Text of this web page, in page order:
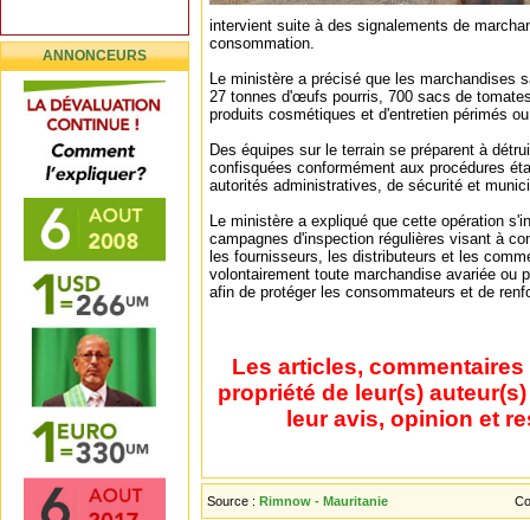
ANNONCEURS
intervient suite à des signalements de
consommation.
Le ministère a précisé que les marchandises
27 tonnes d'œufs pourris, 700 sacs de
produits cosmétiques et d'entretien périmés
Des équipes sur le terrain se préparent à
confisquées conformément aux procédures
autorités administratives, de sécurité et
Le ministère a expliqué que cette opération
campagnes d'inspection régulières visant à
les fournisseurs, les distributeurs et les
volontairement toute marchandise avariée ou
afin de protéger les consommateurs et de
Les articles,
propriété de leur(s)
leur avis, opinion et
Source : Rimnow - Mauritanie